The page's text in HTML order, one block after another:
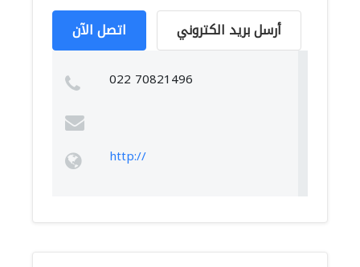
اتصل الآن أرسل بريد الكتروني
022 70821496
http://